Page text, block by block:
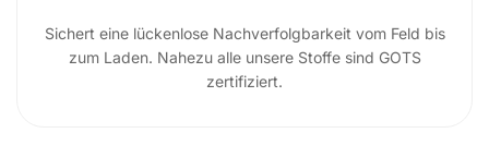
Sichert eine lückenlose Nachverfolgbarkeit vom Feld bis
zum Laden. Nahezu alle unsere Stoffe sind GOTS
zertifiziert.